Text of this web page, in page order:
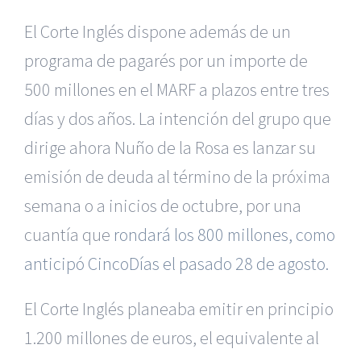
El Corte Inglés dispone además de un
programa de pagarés por un importe de
500 millones en el MARF a plazos entre tres
días y dos años. La intención del grupo que
dirige ahora Nuño de la Rosa es lanzar su
emisión de deuda al término de la próxima
semana o a inicios de octubre, por una
cuantía que rondará los 800 millones, como
anticipó CincoDías el pasado 28 de agosto.
El Corte Inglés planeaba emitir en principio
1.200 millones de euros, el equivalente al